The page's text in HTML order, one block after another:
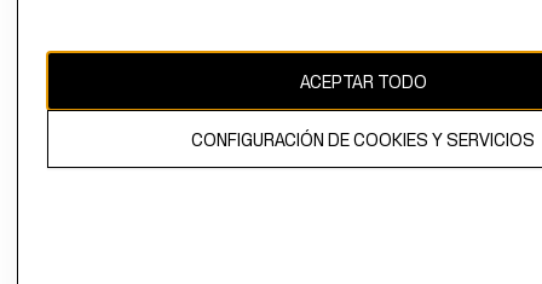
El contenido de esta página web está protegido por copyright y es
propiedad de H&M Hennes & Mauritz AB.ACEPTAR TODO
CONFIGURACIÓN DE COOKIES Y SERVICIOS